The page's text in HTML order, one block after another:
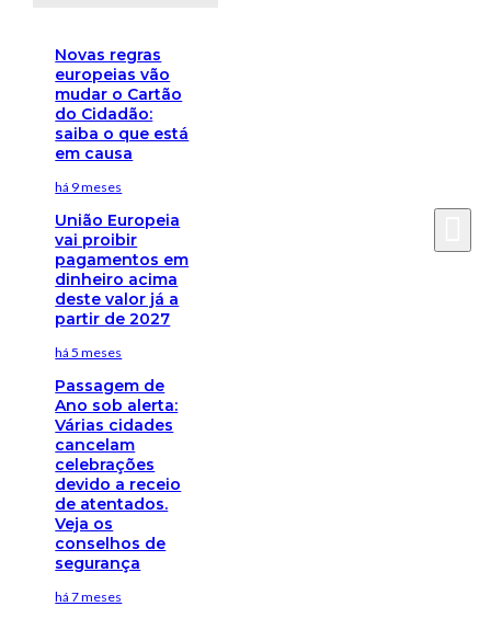
Novas regras
europeias vão
mudar o Cartão
do Cidadão:
saiba o que está
em causa
há 9 meses
União Europeia
vai proibir
pagamentos em
dinheiro acima
deste valor já a
partir de 2027
há 5 meses
Passagem de
Ano sob alerta:
Várias cidades
cancelam
celebrações
devido a receio
de atentados.
Veja os
conselhos de
segurança
há 7 meses